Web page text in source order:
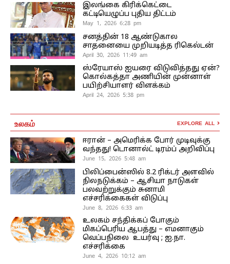
இலங்கை கிரிக்கெட்டை
கட்டியெழுப்ப புதிய திட்டம்
May 1, 2026 6:28 pm
சனத்தின் 18 ஆண்டுகால
சாதனையை முறியடித்த ரிகெல்டன்
April 30, 2026 11:49 am
ஸ்ரேயாஸ் ஐயரை விடுவித்தது ஏன்?
கொல்கத்தா அணியின் முன்னாள்
பயிற்சியாளர் விளக்கம்
April 24, 2026 5:38 pm
உலகம் EXPLORE ALL
ஈரான் – அமெரிக்க போர் முடிவுக்கு
வந்தது! டொனால்ட் டிரம்ப் அறிவிப்பு
June 15, 2026 5:48 am
பிலிப்பைன்ஸில் 8.2 ரிக்டர் அளவில்
நிலநடுக்கம் – ஆசியா நாடுகள்
பலவற்றுக்கும் சுனாமி
எச்சரிக்கைகள் விடுப்பு
June 8, 2026 6:33 am
உலகம் சந்திக்கப் போகும்
மிகப்பெரிய ஆபத்து – எமனாகும்
வெப்பநிலை உயர்வு ; ஐ.நா.
எச்சரிக்கை
June 4, 2026 10:12 am